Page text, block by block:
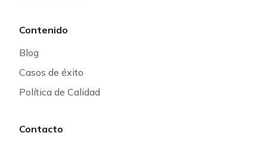
Contenido
Blog
Casos de éxito
Política de Calidad
Contacto